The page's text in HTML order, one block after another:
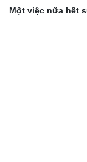
Một việc nữa hết